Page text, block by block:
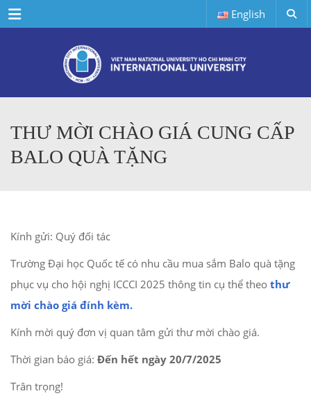
Menu English
THƯ MỜI CHÀO GIÁ CUNG CẤP
BALO QUÀ TẶNG
Kính gửi: Quý đối tác
Trường Đại học Quốc tế có nhu cầu mua sắm Balo quà tặng
phục vụ cho hội nghị ICCCI 2025 thông tin cụ thể theo thư
mời chào giá đính kèm.
Kính mời quý đơn vị quan tâm gửi thư mời chào giá.
Thời gian báo giá: Đến hết ngày 20/7/2025
Trân trọng!